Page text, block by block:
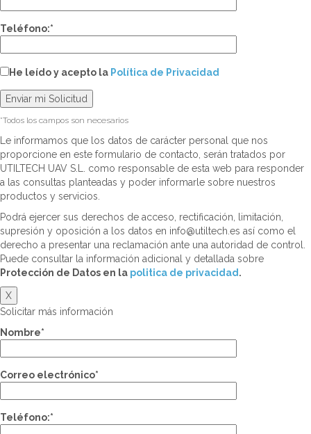
Teléfono:*
He leído y acepto la Política de Privacidad
*Todos los campos son necesarios
Le informamos que los datos de carácter personal que nos
proporcione en este formulario de contacto, serán tratados por
UTILTECH UAV S.L. como responsable de esta web para responder
a las consultas planteadas y poder informarle sobre nuestros
productos y servicios.
Podrá ejercer sus derechos de acceso, rectificación, limitación,
supresión y oposición a los datos en info@utiltech.es así como el
derecho a presentar una reclamación ante una autoridad de control.
Puede consultar la información adicional y detallada sobre
Protección de Datos en la politica de privacidad .
X
Solicitar más información
Nombre*
Correo electrónico*
Teléfono:*